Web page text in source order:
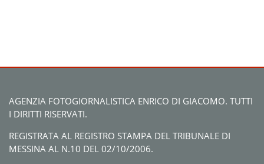
AGENZIA FOTOGIORNALISTICA ENRICO DI GIACOMO. TUTTI
I DIRITTI RISERVATI.
REGISTRATA AL REGISTRO STAMPA DEL TRIBUNALE DI
MESSINA AL N.10 DEL 02/10/2006.